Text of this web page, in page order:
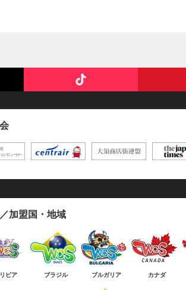
加盟国・地域
ビア ブラジル ブルガリア カナダ